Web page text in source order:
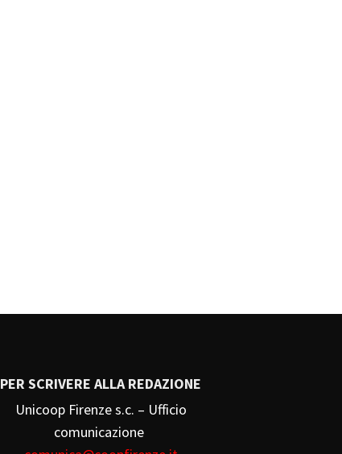
PER SCRIVERE ALLA REDAZIONE
Unicoop Firenze s.c. – Ufficio
comunicazione